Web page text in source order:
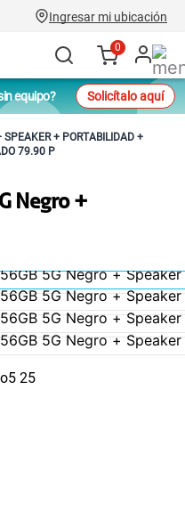
Ingresar mi ubicación
0
equipo? Solicítalo aquí
+ PORTABILIDAD +
79.90 P
Negro +